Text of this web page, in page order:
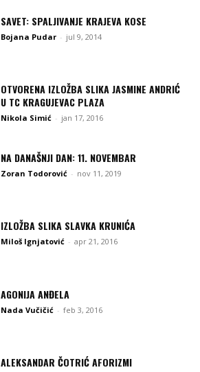
SAVET: SPALJIVANJE KRAJEVA KOSE
Bojana Pudar - jul 9, 2014
OTVORENA IZLOŽBA SLIKA JASMINE ANDRIĆ
U TC KRAGUJEVAC PLAZA
Nikola Simić - jan 17, 2016
NA DANAŠNJI DAN: 11. NOVEMBAR
Zoran Todorović - nov 11, 2019
IZLOŽBA SLIKA SLAVKA KRUNIĆA
Miloš Ignjatović - apr 21, 2016
AGONIJA ANĐELA
Nada Vučičić - feb 3, 2016
ALEKSANDAR ČOTRIĆ AFORIZMI